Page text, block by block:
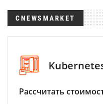
CNEWSMARKET
Рассчитать